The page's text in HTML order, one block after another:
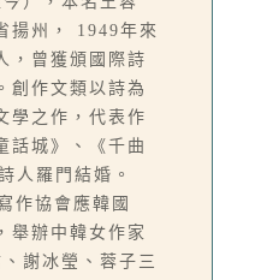
揚州， 1949年來
，曾獲頒國際詩
創作文類以詩為
學之作，代表作
話城》、《千曲
人羅門結婚。
作協會應韓國
舉辦中韓女作家
謝冰瑩、蓉子三